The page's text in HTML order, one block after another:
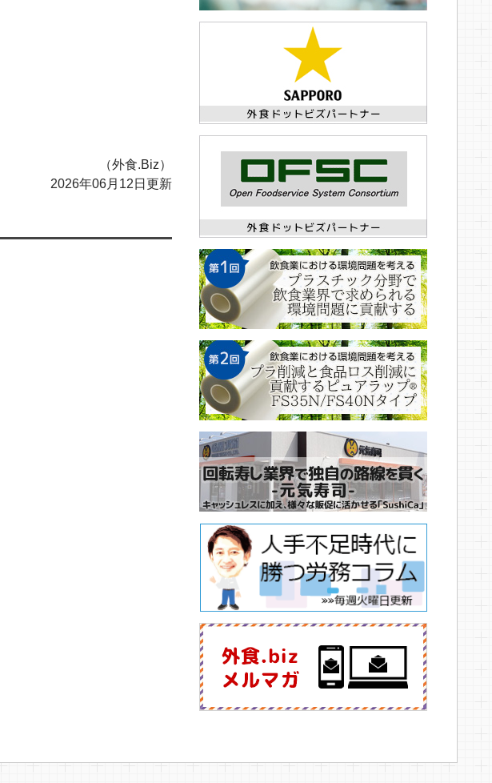
（外食.Biz）
2026年06月12日更新